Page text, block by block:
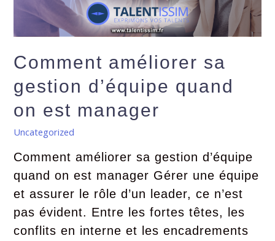
Comment améliorer sa
gestion d’équipe quand
on est manager
Uncategorized
Comment améliorer sa gestion d’équipe
quand on est manager Gérer une équipe
et assurer le rôle d’un leader, ce n’est
pas évident. Entre les fortes têtes, les
conflits en interne et les encadrements